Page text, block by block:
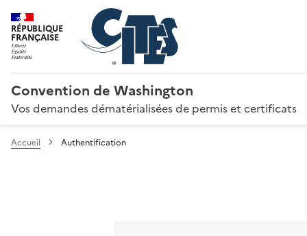
RÉPUBLIQUE
FRANÇAISE
Convention de Washington
Vos demandes dématérialisées de permis et certificats
Accueil Authentification